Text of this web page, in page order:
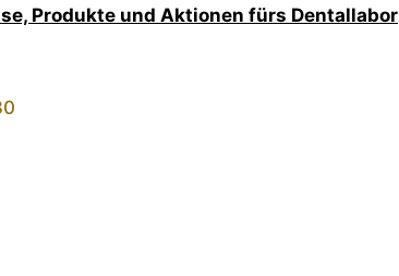
Produkte und Aktionen fürs Dentallabor